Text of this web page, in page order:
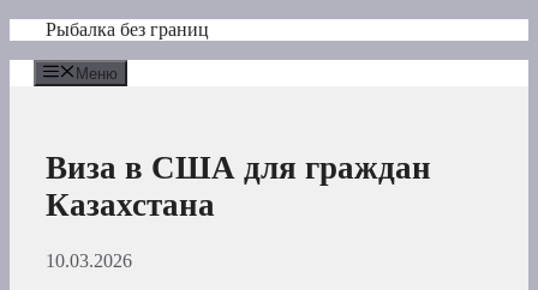
Перейти
содержимому
Рыбалка без границ
Меню
Виза в США для граждан
Казахстана
10.03.2026